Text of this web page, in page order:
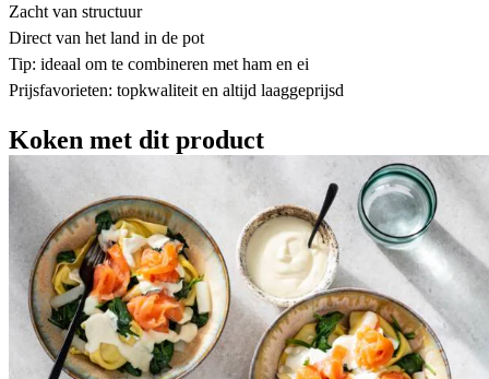
Zacht van structuur
Direct van het land in de pot
Tip: ideaal om te combineren met ham en ei
Prijsfavorieten: topkwaliteit en altijd laaggeprijsd
Koken met dit product